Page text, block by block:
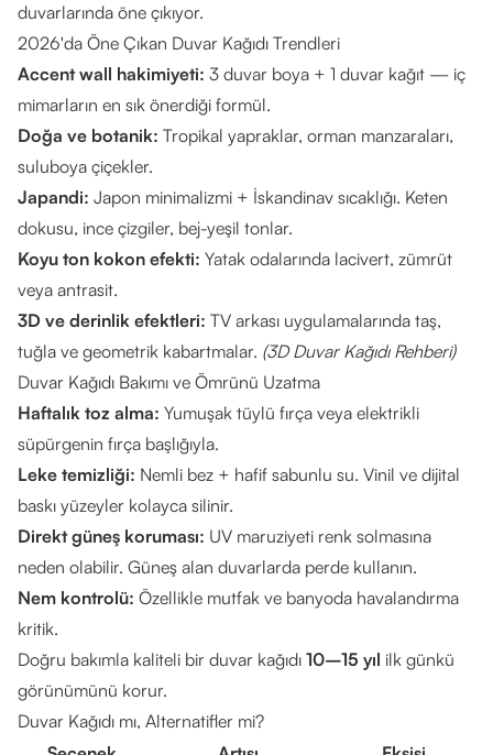
duvarlarında öne çıkıyor.
2026'da Öne Çıkan Duvar Kağıdı Trendleri
Accent wall hakimiyeti: 3 duvar boya + 1 duvar kağıt — iç
mimarların en sık önerdiği formül.
Doğa ve botanik: Tropikal yapraklar, orman manzaraları,
suluboya çiçekler.
Japandi: Japon minimalizmi + İskandinav sıcaklığı. Keten
dokusu, ince çizgiler, bej-yeşil tonlar.
Koyu ton kokon efekti: Yatak odalarında lacivert, zümrüt
veya antrasit.
3D ve derinlik efektleri: TV arkası uygulamalarında taş,
tuğla ve geometrik kabartmalar. (3D Duvar Kağıdı Rehberi)
Duvar Kağıdı Bakımı ve Ömrünü Uzatma
Haftalık toz alma: Yumuşak tüylü fırça veya elektrikli
süpürgenin fırça başlığıyla.
Leke temizliği: Nemli bez + hafif sabunlu su. Vinil ve dijital
baskı yüzeyler kolayca silinir.
Direkt güneş koruması: UV maruziyeti renk solmasına
neden olabilir. Güneş alan duvarlarda perde kullanın.
Nem kontrolü: Özellikle mutfak ve banyoda havalandırma
kritik.
Doğru bakımla kaliteli bir duvar kağıdı 10–15 yıl ilk günkü
görünümünü korur.
Duvar Kağıdı mı, Alternatifler mi?